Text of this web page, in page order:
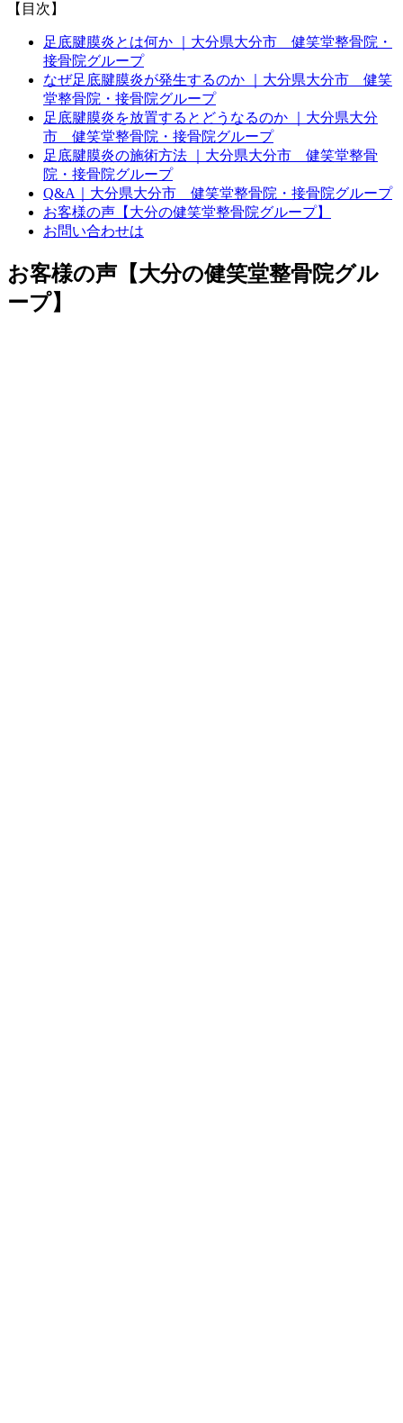
【目次】
足底腱膜炎とは何か ｜大分県大分市 健笑堂整骨院・
接骨院グループ
なぜ足底腱膜炎が発生するのか ｜大分県大分市 健笑
堂整骨院・接骨院グループ
足底腱膜炎を放置するとどうなるのか ｜大分県大分
市 健笑堂整骨院・接骨院グループ
足底腱膜炎の施術方法 ｜大分県大分市 健笑堂整骨
院・接骨院グループ
Q&A｜大分県大分市 健笑堂整骨院・接骨院グループ
お客様の声【大分の健笑堂整骨院グループ】
お問い合わせは
お客様の声【大分の健笑堂整骨院グル
ープ】